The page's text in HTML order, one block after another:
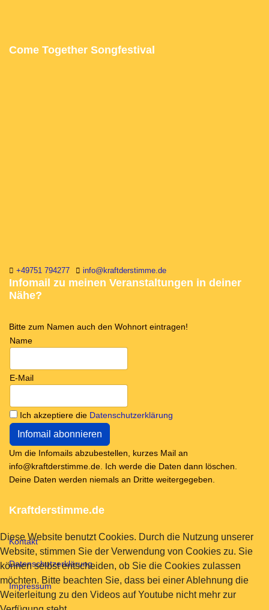
Come Together Songfestival
+49751 794277 info@kraftderstimme.de
Infomail zu meinen Veranstaltungen in deiner
Nähe?
Bitte zum Namen auch den Wohnort eintragen!
Name
E-Mail
Ich akzeptiere die Datenschutzerklärung
Um die Infomails abzubestellen, kurzes Mail an
info@kraftderstimme.de. Ich werde die Daten dann löschen.
Deine Daten werden niemals an Dritte weitergegeben.
Kraftderstimme.de
Kontakt
Datenschutzerklärung
Impressum
Diese Website benutzt Cookies. Durch die Nutzung unserer
Website, stimmen Sie der Verwendung von Cookies zu. Sie
können selbst entscheiden, ob Sie die Cookies zulassen
möchten. Bitte beachten Sie, dass bei einer Ablehnung die
Weiterleitung zu den Videos auf Youtube nicht mehr zur